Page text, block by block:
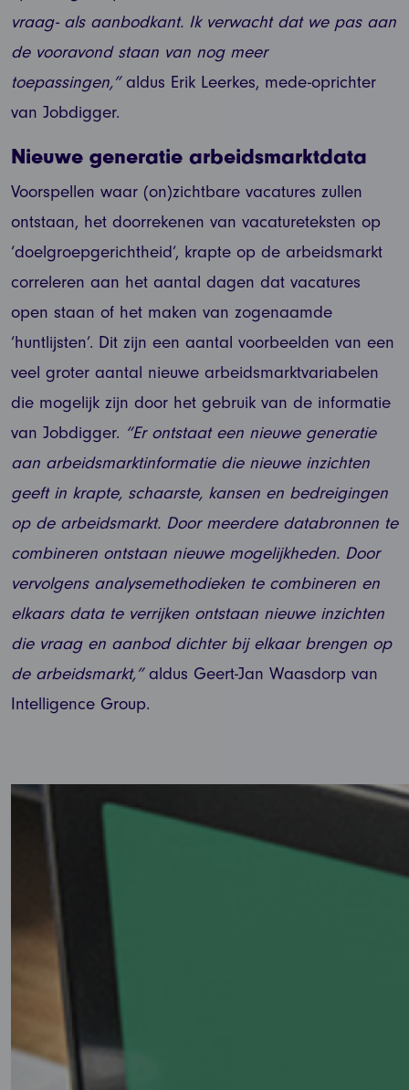
vraag- als aanbodkant. Ik verwacht dat we pas aan
de vooravond staan van nog meer
toepassingen,”aldus Erik Leerkes, mede-oprichter
van Jobdigger.
Nieuwe generatie arbeidsmarktdata
Voorspellen waar (on)zichtbare vacatures zullen
ontstaan, het doorrekenen van vacatureteksten op
‘doelgroepgerichtheid’, krapte op de arbeidsmarkt
correleren aan het aantal dagen dat vacatures
open staan of het maken van zogenaamde
‘huntlijsten’. Dit zijn een aantal voorbeelden van een
veel groter aantal nieuwe arbeidsmarktvariabelen
die mogelijk zijn door het gebruik van de informatie
van Jobdigger. “Er ontstaat een nieuwe generatie
aan arbeidsmarktinformatie die nieuwe inzichten
geeft in krapte, schaarste, kansen en bedreigingen
op de arbeidsmarkt. Door meerdere databronnen te
combineren ontstaan nieuwe mogelijkheden. Door
vervolgens analysemethodieken te combineren en
elkaars data te verrijken ontstaan nieuwe inzichten
die vraag en aanbod dichter bij elkaar brengen op
de arbeidsmarkt,”aldus Geert-Jan Waasdorp van
Intelligence Group.